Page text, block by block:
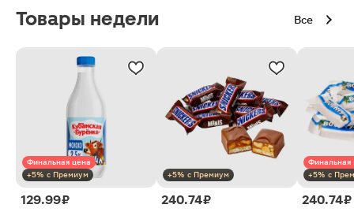
Товары недели Все
Финальная цена
+5% с Премиум
129.99 ₽
+5% с Премиум
240.74 ₽
Финальная
+5% с
240.74 ₽